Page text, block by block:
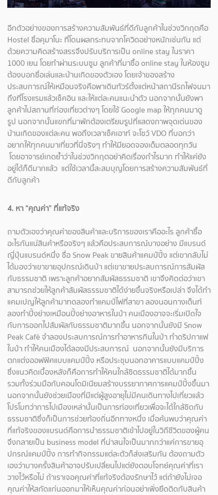
อีกตัวอย่างของการสร้างความสัมพันธ์ที่ดีกับลูกค้าในช่วงวิกฤตคือ
Hostel ชื่อคุมาโนะ ที่โดนผลกระทบจากโควิดอย่างหนักเช่นกัน แต่
ด้วยความคิดสร้างสรรจึงปรับบริการเป็น online stay ในราคา
1000 เยน โดยทำผ่านระบบซูม ลูกค้าที่มาซื้อ online stay ในห้องซูม
ต้องบอกชื่อเล่นและบ้านเกิดของตัวเอง โดยเจ้าของสร้าง
ประสบการณ์ให้เหมือนจริงคือพาเดินทัวร์ตั้งแต่หน้าสถานีรถไฟจนมา
ถึงที่โรงแรมแล้วเช็คอิน และให้แต่ละคนแนะนำตัว นอกจากนั้นยังพา
ลูกค้าไปสถานที่ท่องเที่ยวต่างๆ โดยใช้ Google map ให้ทุกคนมาดู
รูป นอกจากนั้นแขกที่มาพักต้องเตรียมรูปที่แสดงภาพจุดเด่นของ
บ้านเกิดของแต่ละคน พอถึงเวลาเช็คเอาท์ จะโชว์ VDO ที่บอกว่า
อยากให้ทุกคนมาเที่ยวที่นี่จริงๆ ทำให้มียอดจองเต็มตลอดทุกวัน
โดยอาจารย์เกดย้ำว่าในช่วงวิกฤตอย่าคิดเรื่องกำไรมาก ทำให้แค่ยัง
อยู่ได้ก็ดีมากแล้ว แต่ใช้เวลานี้สะสมบุญโดยการสร้างความสัมพันธ์ที่
ดีกับลูกค้า
4. หา “คุณค่า” ที่แท้จริง
ถามตัวเองว่าคุณค่าของสินค้าและบริการของเราคืออะไร ลูกค้าซื้อ
อะไรกันแน่สินค้าหรือจริงๆ แล้วคือประสบการณ์บางอย่าง มีแบรนด์
ญี่ปุ่นแบรนด์หนึ่ง ชื่อ Snow Peak ขายสินค้าแคมป์ปิ้ง แต่เขากลับไม่
ได้มองว่าเขาขายอุปกรณ์เดินป่า แต่เขาขายประสบการณ์การสัมผัส
กับธรรมชาติ เพราะลูกค้าอยากสัมผัสธรรมชาติ เขาจึงคิดต่อว่าเขา
สามารถช่วยให้ลูกค้าสัมผัสธรรมชาติได้ง่ายขึ้นจริงหรือเปล่า จึงได้ทำ
แคมเปญให้ลูกค้ามาทดลองทำแคมป์ไฟที่สาขา ลองนอนกางเต็นท์
ลองทำปิ้งย่างเหมือนปิ้งย่างอาหารในป่า คนเมืองอาจจะเริ่มเปิดใจ
กับการออกไปสัมผัสกับธรรมชาติมากขึ้น นอกจากนั้นยังมี Snow
Peak Café จำลองประสบการณ์การทำอาหารกินในป่า ทำดริปกาแฟ
ในป่า ทำให้คนเมืองได้ลองมีประสบการณ์ นอกจากนั้นยังมีบริการ
ตกแต่งออฟฟิศแบบแคมป์ปิ้ง หรือประชุมนอกอาคารแบบแคมป์ปิ้ง
ซึ่งแนวคิดเบื้องหลังก็คือการทำให้คนใกล้ชิดธรรมชาติได้มากขึ้น
รวมทั้งร่วมมือกับคอนโดมิเนียมสร้างบรรยากาศการแคมป์ปิ้งขึ้นมา
นอกจากนั้นยังช่วยเมืองที่มีแต่ผู้สูงอายุไม่มีคนเดินทางไปเที่ยวแล้ว
โปรโมทว่าการไปเมืองเหล่านั้นเป็นการท่องเที่ยวเพื่อจะได้ใกล้ชิดกับ
ธรรมชาติซึ่งก็เป็นการช่วยท้องถิ่นอีกทางหนึ่ง เมื่อค้นพบว่าคุณค่า
ที่แท้จริงของแบรนด์คือการนำธรรมชาติเข้าไปอยู่ในวิถีชีวิตของผู้คน
จึงกลายเป็น business model ที่น่าสนใจเป็นมากกว่าแค่การขายอุ
ปกรณ์แคมป์ปิ้ง การทำกิจกรรมแต่ละตัวก็ส่งเสริมกัน ต้องถามตัว
เองว่าบางครั้งสินค้าอาจปรับเปลี่ยนไปแต่ยังตอบโจทย์คุณค่าที่เรา
วางไว้หรือไม่ ถ้าเราเจอคุณค่าที่แท้จริงต้องรักษาไว้ แต่ถ้ายังไม่เจอ
คุณค่าให้สกัดแก่นออกมาให้เห็นคุณค่าก่อนอย่าเพิ่งยึดติดกับสินค้า